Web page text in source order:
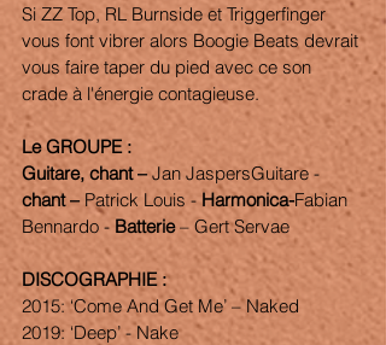
Si ZZ Top, RL Burnside et Triggerfinger
vous font vibrer alors Boogie Beats devrait
vous faire taper du pied avec ce son
crade à l'énergie contagieuse.
Le GROUPE :
Guitare, chant – Jan JaspersGuitare -
chant – Patrick Louis - Harmonica-Fabian
Bennardo - Batterie – Gert Servae
DISCOGRAPHIE :
2015: ‘Come And Get Me’ – Naked
2019: ‘Deep’ - Nake